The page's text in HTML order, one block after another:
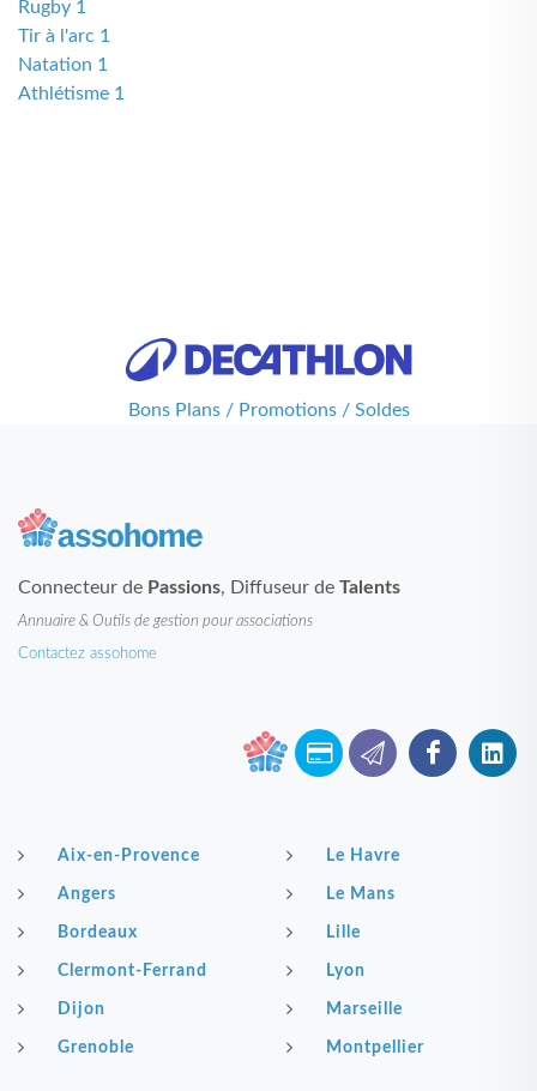
Rugby 1
Tir à l'arc 1
Natation 1
Athlétisme 1
Bons Plans / Promotions / Soldes
Connecteur de Passions, Diffuseur de Talents
Annuaire & Outils de gestion pour associations
Contactez assohome
Aix-en-Provence
Angers
Bordeaux
Clermont-Ferrand
Dijon
Grenoble
Le Havre
Le Mans
Lille
Lyon
Marseille
Montpellier